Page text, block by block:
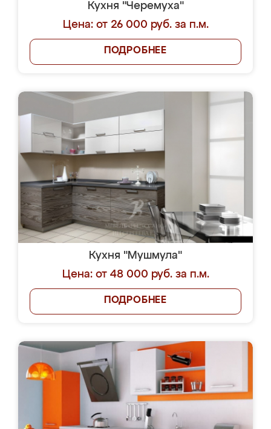
Кухня "Черемуха"
Цена: от 26 000 руб. за п.м.
ПОДРОБНЕЕ
Кухня "Мушмула"
Цена: от 48 000 руб. за п.м.
ПОДРОБНЕЕ